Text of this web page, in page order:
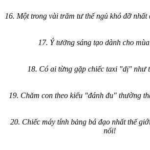
16. Một trong vài trăm tư thế ngủ khó đỡ nhất
17. Ý tưởng sáng tạo dành cho
18. Có ai từng gặp chiếc taxi "dị" như
19. Chăm con theo kiểu "đánh đu" thường
20. Chiếc máy tính bảng bá đạo nhất thế
nổi!